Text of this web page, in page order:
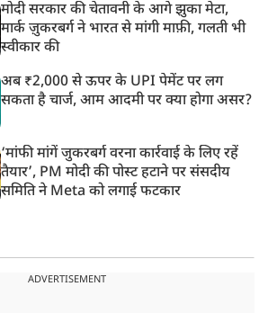
मोदी सरकार की चेतावनी के आगे झुका मेटा,
मार्क ज़ुकरबर्ग ने भारत से मांगी माफ़ी, गलती भी
स्वीकार की
अब ₹2,000 से ऊपर के UPI पेमेंट पर लग
सकता है चार्ज, आम आदमी पर क्या होगा असर?
‘मांफी मांगें जुकरबर्ग वरना कार्रवाई के लिए रहें
तैयार’, PM मोदी की पोस्ट हटाने पर संसदीय
समिति ने Meta को लगाई फटकार
ADVERTISEMENT